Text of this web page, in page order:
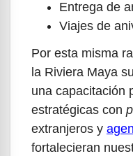
Entrega de
Viajes de
Por esta misma
la Riviera Maya
una capacitación
estratégicas con
extranjeros y
fortalecieran